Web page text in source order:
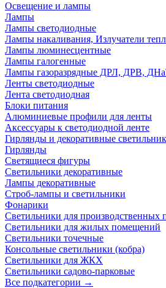
Освещение и лампы
Лампы
Лампы светодиодные
Лампы накаливания, Излучатели
Лампы люминесцентные
Лампы галогенные
Лампы газоразрядные ДРЛ, ДРВ,
Ленты светодиодные
Лента светодиодная
Блоки питания
Алюминиевые профили для ленты
Аксессуары к светодиодной ленте
Гирлянды и декоративные
Гирлянды
Светящиеся фигуры
Светильники декоративные
Лампы декоративные
Строб-лампы и светильники
Фонарики
Светильники для производственных
Светильники для жилых помещений
Светильники точечные
Консольные светильники (кобра)
Светильники для ЖКХ
Светильники садово-парковые
Все подкатегории →